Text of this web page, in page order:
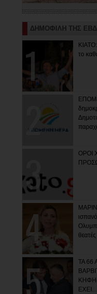
ΔΗΜΟΦΙΛΗ ΤΗΣ
το
ΟΡΟΙ
θεατές
ΤΑ 66